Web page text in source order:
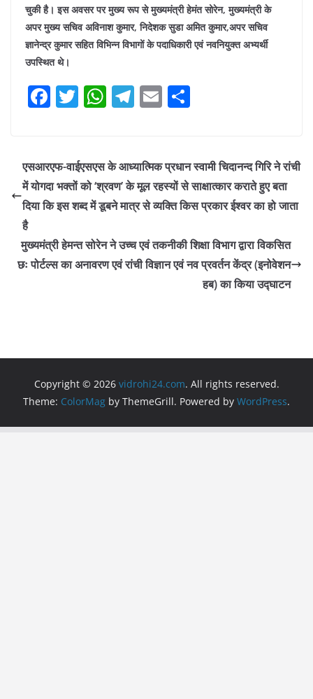
चुकी है।इस अवसर पर मुख्य रूप से मुख्यमंत्री हेमंत सोरेन, मुख्यमंत्री के
अपर मुख्य सचिव अविनाश कुमार, निदेशक सुडा अमित कुमार,अपर सचिव
ज्ञानेन्द्र कुमार सहित विभिन्न विभागों के पदाधिकारी एवं नवनियुक्त अभ्यर्थी
उपस्थित थे।
F
e
b
o
o
k
T
er
W
s
A
p
p
T
gr
a
m
E
l e
एसआरएफ-वाईएसएस के आध्यात्मिक प्रधान स्वामी चिदानन्द गिरि ने रांची
में योगदा भक्तों को ‘श्रवण’ के मूल रहस्यों से साक्षात्कार कराते हुए बता
दिया कि इस शब्द में डूबने मात्र से व्यक्ति किस प्रकार ईश्वर का हो जाता
है
मुख्यमंत्री हेमन्त सोरेन ने उच्च एवं तकनीकी शिक्षा विभाग द्वारा विकसित
छः पोर्टल्स का अनावरण एवं रांची विज्ञान एवं नव प्रवर्तन केंद्र (इनोवेशन
हब) का किया उद्घाटन
Copyright © 2026 vidrohi24.com. All rights reserved.
Theme: ColorMag by ThemeGrill. Powered by WordPress.